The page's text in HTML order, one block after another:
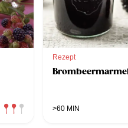
Rezept
>60 MIN